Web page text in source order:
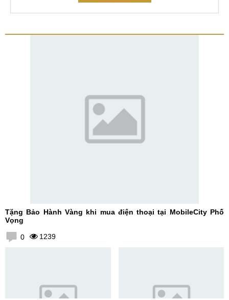
Tặng Bảo Hành Vàng khi mua điện thoại tại MobileCity Phố
Vọng
0 1239